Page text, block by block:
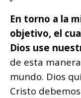
En torno a la
objetivo, el
Dios use
de esta
mundo. Dios
Cristo